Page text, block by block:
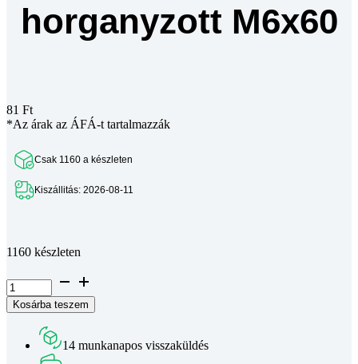
horganyzott M6x60
81 Ft
*Az árak az ÁFÁ-t tartalmazzák
Csak 1160 a készleten
Kiszállitás: 2026-08-11
1160 készleten
Félgömbfejű
belső
kulcsnyílású
7380
Kosárba teszem
14 munkanapos visszaküldés